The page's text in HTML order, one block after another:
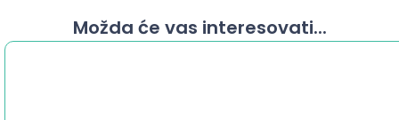
Možda će vas interesovati...